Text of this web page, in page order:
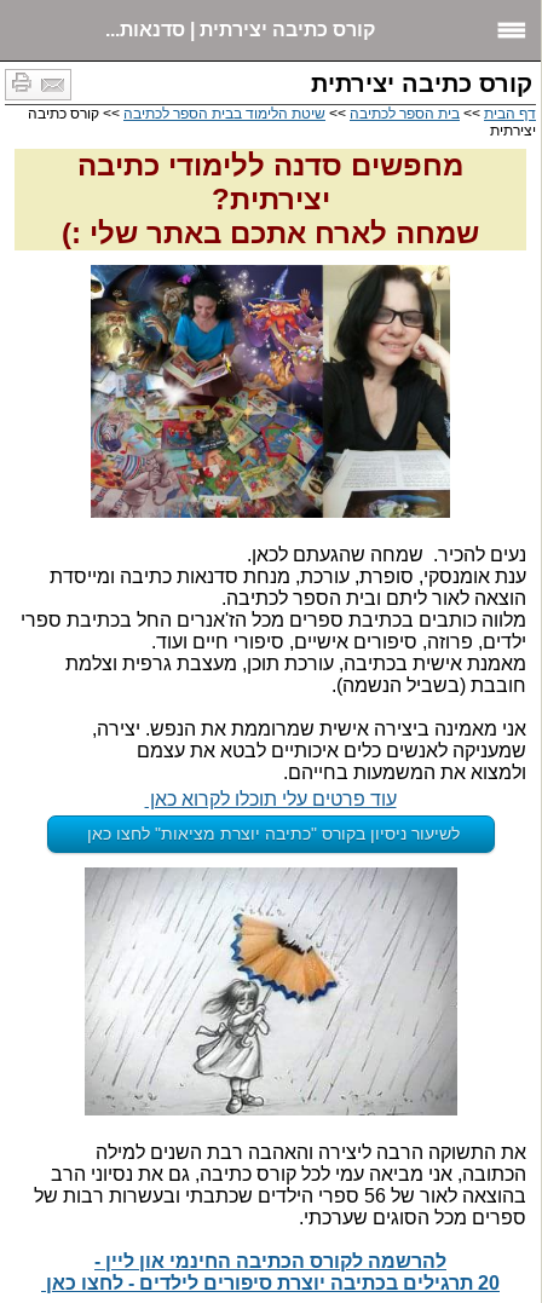
קורס כתיבה יצירתית | סדנאות...
קורס כתיבה יצירתית
דף הבית>> בית הספר לכתיבה>> שיטת הלימוד בבית הספר לכתיבה>> קורס כתיבה
יצירתית
מחפשים סדנה ללימודי כתיבה
יצירתית?
שמחה לארח אתכם באתר שלי :)
נעים להכיר. שמחה שהגעתם לכאן.
ענת אומנסקי, סופרת, עורכת, מנחת סדנאות כתיבה ומייסדת
הוצאה לאור ליתם ובית הספר לכתיבה.
מלווה כותבים בכתיבת ספרים מכל הז'אנרים החל בכתיבת ספרי
ילדים, פרוזה, סיפורים אישיים, סיפורי חיים ועוד.
מאמנת אישית בכתיבה, עורכת תוכן, מעצבת גרפית וצלמת
חובבת (בשביל הנשמה).
אני מאמינה ביצירה אישית שמרוממת את הנפש. יצירה,
שמעניקה לאנשים כלים איכותיים לבטא את עצמם
ולמצוא את המשמעות בחייהם.
עוד פרטים עלי תוכלו לקרוא כאן
לשיעור ניסיון בקורס "כתיבה יוצרת מציאות" לחצו כאן
את התשוקה הרבה ליצירה והאהבה רבת השנים למילה
הכתובה, אני מביאה עמי לכל קורס כתיבה, גם את נסיוני הרב
בהוצאה לאור של 56 ספרי הילדים שכתבתי ובעשרות רבות של
ספרים מכל הסוגים שערכתי.
להרשמה לקורס הכתיבה החינמי און ליין -
20 תרגילים בכתיבה יוצרת סיפורים לילדים - לחצו כאן